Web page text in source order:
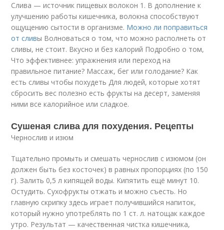
Слива — источник пищевых волокон 1. В дополнение к
улучшению работы кишечника, волокна способствуют
ощущению сытости в организме. Можно ли поправиться
от сливы Волноваться о том, что можно располнеть от
сливы, не стоит. Вкусно и без калорий Подробно о том,
Что эффективнее: упражнения или переход на
правильное питание? Массаж, бег или голодание? Как
есть сливы чтобы похудеть Для людей, которые хотят
сбросить вес полезно есть фрукты на десерт, заменяя
ними все калорийное или сладкое.
Сушеная слива для похудения. Рецепты
Чернослив и изюм
Тщательно промыть и смешать чернослив с изюмом (он
должен быть без косточек) в равных пропорциях (по 150
г). Залить 0,5 л кипящей воды. Кипятить ещё минут 10.
Остудить. Сухофрукты отжать и можно съесть. Но
главную скрипку здесь играет получившийся напиток,
который нужно употреблять по 1 ст. л. натощак каждое
утро. Результат — качественная чистка кишечника,